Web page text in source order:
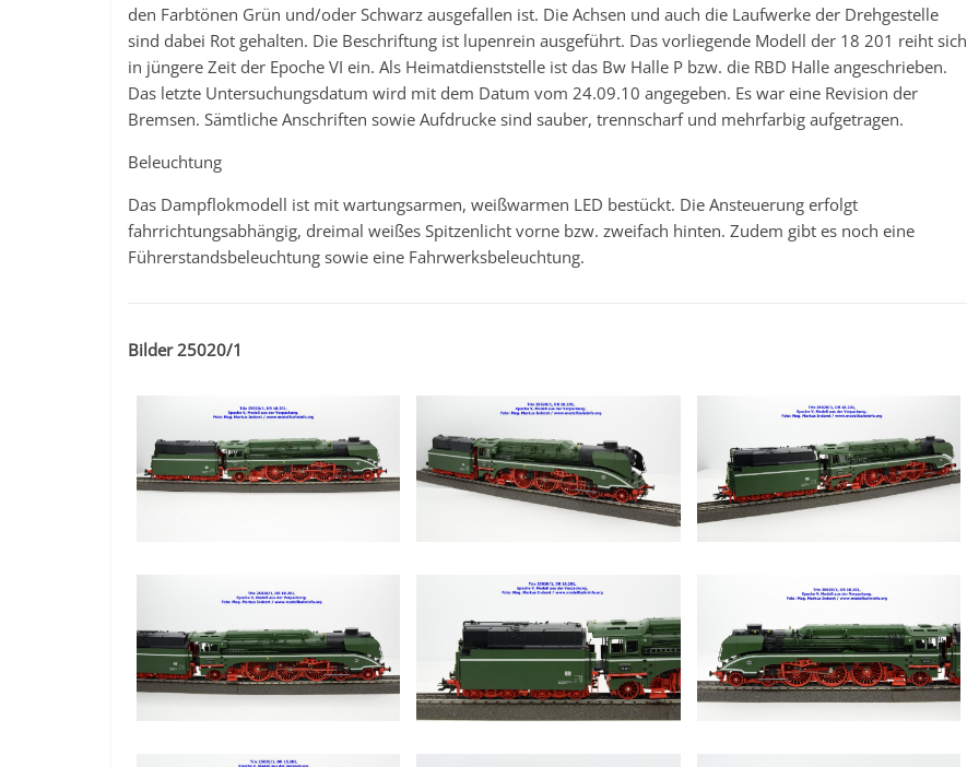
den Farbtönen Grün und/oder Schwarz ausgefallen ist. Die Achsen und auch die Laufwerke der Drehgestelle
sind dabei Rot gehalten. Die Beschriftung ist lupenrein ausgeführt. Das vorliegende Modell der 18 201 reiht sich
in jüngere Zeit der Epoche VI ein. Als Heimatdienststelle ist das Bw Halle P bzw. die RBD Halle angeschrieben.
Das letzte Untersuchungsdatum wird mit dem Datum vom 24.09.10 angegeben. Es war eine Revision der
Bremsen. Sämtliche Anschriften sowie Aufdrucke sind sauber, trennscharf und mehrfarbig aufgetragen.
Beleuchtung
Das Dampflokmodell ist mit wartungsarmen, weißwarmen LED bestückt. Die Ansteuerung erfolgt
fahrrichtungsabhängig, dreimal weißes Spitzenlicht vorne bzw. zweifach hinten. Zudem gibt es noch eine
Führerstandsbeleuchtung sowie eine Fahrwerksbeleuchtung.
Bilder 25020/1